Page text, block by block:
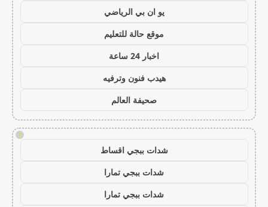
يو ان بي الرياضي
موقع حالة للتعليم
اخبار 24 ساعة
هيدب فنون وترفيه
صحيفة العالم
!
شدات ببجي اقساط
شدات ببجي تمارا
شدات ببجي تمارا